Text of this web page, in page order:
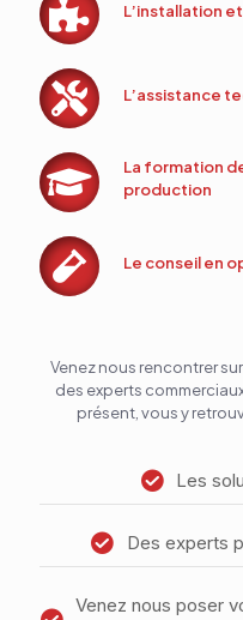
L’installation
L’assistance
La formation
production
Le conseil en
Venez nous rencontrer
des experts
présent, vous y
Les
Des experts
Venez nous poser